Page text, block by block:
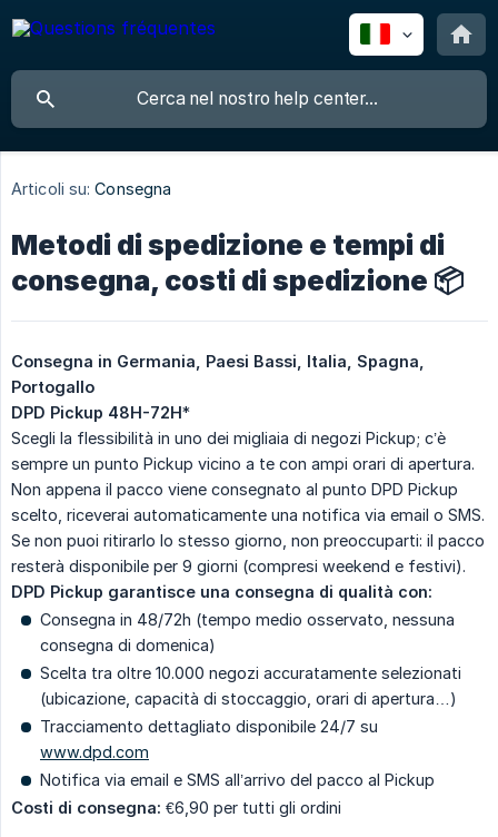
Articoli su: Consegna
Metodi di spedizione e tempi di
consegna, costi di spedizione 📦
Consegna in Germania, Paesi Bassi, Italia, Spagna,
Portogallo
DPD Pickup 48H-72H*
Scegli la flessibilità in uno dei migliaia di negozi Pickup; c’è
sempre un punto Pickup vicino a te con ampi orari di apertura.
Non appena il pacco viene consegnato al punto DPD Pickup
scelto, riceverai automaticamente una notifica via email o SMS.
Se non puoi ritirarlo lo stesso giorno, non preoccuparti: il pacco
resterà disponibile per 9 giorni (compresi weekend e festivi).
DPD Pickup garantisce una consegna di qualità con:
Consegna in 48/72h (tempo medio osservato, nessuna
consegna di domenica)
Scelta tra oltre 10.000 negozi accuratamente selezionati
(ubicazione, capacità di stoccaggio, orari di apertura…)
Tracciamento dettagliato disponibile 24/7 su
www.dpd.com
Notifica via email e SMS all’arrivo del pacco al Pickup
Costi di consegna: €6,90 per tutti gli ordini